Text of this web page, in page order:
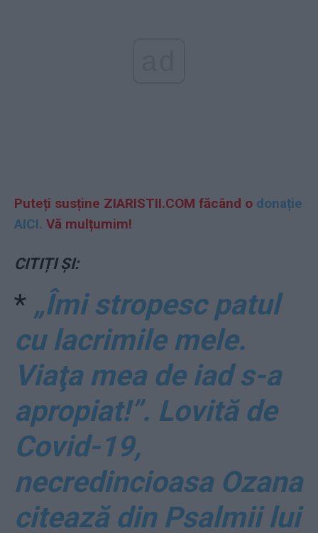
Puteți susține ZIARISTII.COM făcând o donație
AICI. Vă mulțumim!
CITIȚI ȘI:
* „Îmi stropesc patul
cu lacrimile mele.
Viaţa mea de iad s-a
apropiat!”. Lovită de
Covid-19,
necredincioasa Ozana
citează din Psalmii lui